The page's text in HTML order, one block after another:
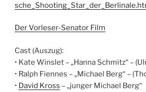
Der Vorleser-Senator Film
Cast (Auszug):
• Kate Winslet – „Hanna Schmitz“ –
• Ralph Fiennes – „Michael Berg“ –
• David Kross – „junger Michael Berg“